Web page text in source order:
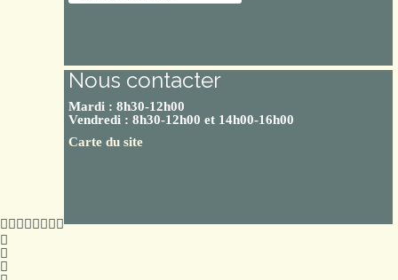
Nous contacter
Mardi : 8h30-12h00
Vendredi : 8h30-12h00 et 14h00-16h00
Carte du site